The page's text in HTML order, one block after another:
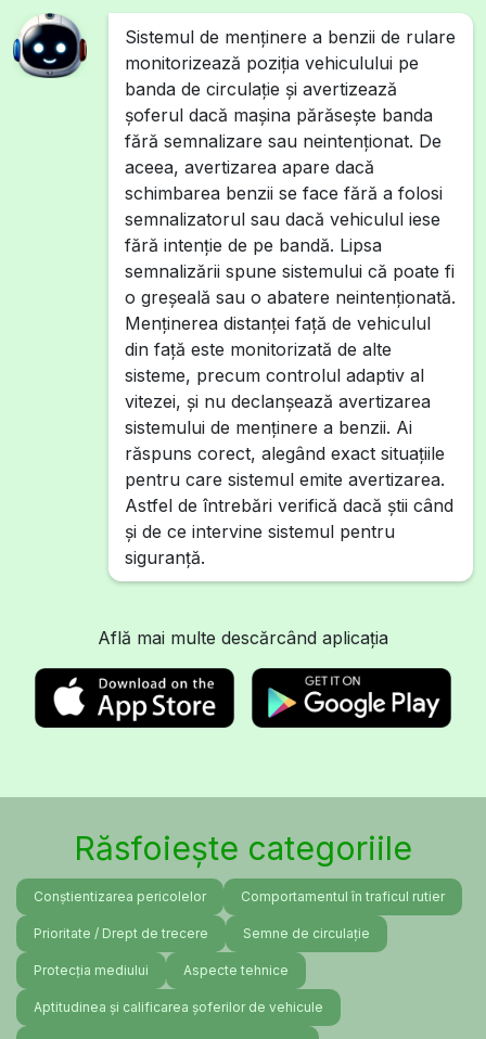
Sistemul de menținere a benzii de rulare
monitorizează poziția vehiculului pe
banda de circulație și avertizează
șoferul dacă mașina părăsește banda
fără semnalizare sau neintenționat. De
aceea, avertizarea apare dacă
schimbarea benzii se face fără a folosi
semnalizatorul sau dacă vehiculul iese
fără intenție de pe bandă. Lipsa
semnalizării spune sistemului că poate fi
o greșeală sau o abatere neintenționată.
Menținerea distanței față de vehiculul
din față este monitorizată de alte
sisteme, precum controlul adaptiv al
vitezei, și nu declanșează avertizarea
sistemului de menținere a benzii. Ai
răspuns corect, alegând exact situațiile
pentru care sistemul emite avertizarea.
Astfel de întrebări verifică dacă știi când
și de ce intervine sistemul pentru
siguranță.
Află mai multe descărcând aplicația
Răsfoiește categoriile
Conștientizarea pericolelor Comportamentul în traficul rutier
Prioritate / Drept de trecere Semne de circulație
Protecția mediului Aspecte tehnice
Aptitudinea și calificarea șoferilor de vehicule